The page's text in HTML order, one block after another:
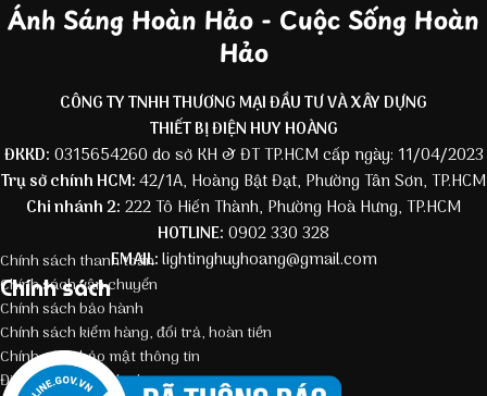
Ánh Sáng Hoàn Hảo - Cuộc Sống Hoàn
Hảo
CÔNG TY TNHH THƯƠNG MẠI ĐẦU TƯ VÀ XÂY DỰNG
THIẾT BỊ ĐIỆN HUY HOÀNG
ĐKKD: 0315654260 do sở KH & ĐT TP.HCM cấp ngày: 11/04/2023
Trụ sở chính HCM:42/1A, Hoàng Bật Đạt, Phường Tân Sơn, TP.HCM
Chi nhánh 2: 222 Tô Hiến Thành, Phường Hoà Hưng, TP.HCM
HOTLINE: 0902 330 328
EMAIL:lightinghuyhoang@gmail.com
Chính sách
Chính sách thanh toán
Chính sách vận chuyển
Chính sách bảo hành
Chính sách kiểm hàng, đổi trả, hoàn tiền
Chính sách bảo mật thông tin
Điều kiện giao dịch chung